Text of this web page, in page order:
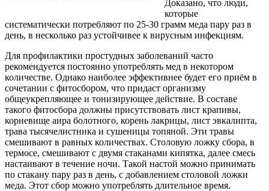
Доказано, что люди,
которые
систематически потребляют по 25-30 грамм меда пару раз в
день, в несколько раз устойчивее к вирусным инфекциям.
Для профилактики простудных заболеваний часто
рекомендуется постоянно употреблять мед в некотором
количестве. Однако наиболее эффективнее будет его приём в
сочетании с фитосбором, что придаст организму
общеукрепляющее и тонизирующее действие. В составе
такого фитосбора должны присутствовать лист крапивы,
корневище аира болотного, корень лакрицы, лист эвкалипта,
трава тысячелистника и сушеницы топяной. Эти травы
смешивают в равных количествах. Столовую ложку сбора, в
термосе, смешивают с двумя стаканами кипятка, далее смесь
настаивают в течение ночи. Такой настой можно принимать
по стакану пару раз в день, с добавлением столовой ложки
меда. Этот сбор можно употреблять длительное время.